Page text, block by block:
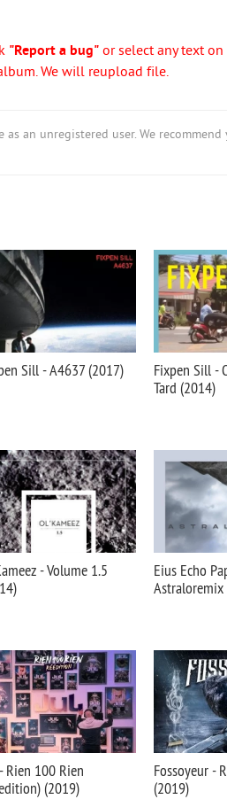
"Report a bug" or select any text
We will reupload file.
an unregistered user. We recommend
Sill - A4637 (2017)
Fixpen Sill -
Tard (2014)
- Volume 1.5
Eius Echo
Rien 100 Rien
(2019)
Fossoyeur -
(2019)